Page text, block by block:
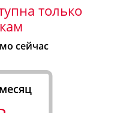
только
сейчас